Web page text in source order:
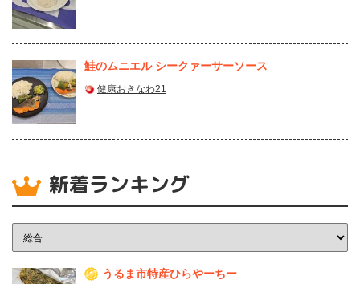
鮭のムニエル シークァーサーソース
健康おきなわ21
新着ランキング
1 うるま市特産ひらやーちー